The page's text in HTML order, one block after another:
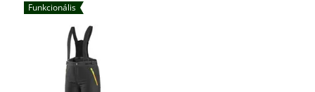
Funkcionális